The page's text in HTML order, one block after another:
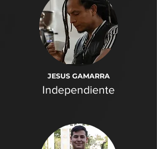
JESUS GAMARRA
Independiente